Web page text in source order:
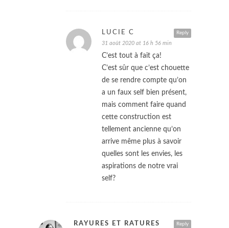
Reply
LUCIE C
31 août 2020 at 16 h 56 min
C’est tout à fait ça!
C’est sûr que c’est chouette
de se rendre compte qu’on
a un faux self bien présent,
mais comment faire quand
cette construction est
tellement ancienne qu’on
arrive même plus à savoir
quelles sont les envies, les
aspirations de notre vrai
self?
Reply
RAYURES ET RATURES